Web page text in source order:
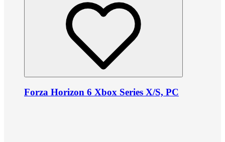
Forza Horizon 6 Xbox Series X/S, PC